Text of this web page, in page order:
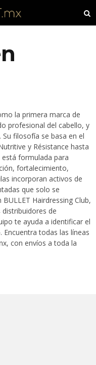
la primera marca de
profesional del cabello, y
Su filosofía se basa en el
y Résistance hasta
formulada para
fortalecimiento,
incorporan activos de
que solo se
Hairdressing Club,
de
te ayuda a identificar el
todas las líneas
con envíos a toda la